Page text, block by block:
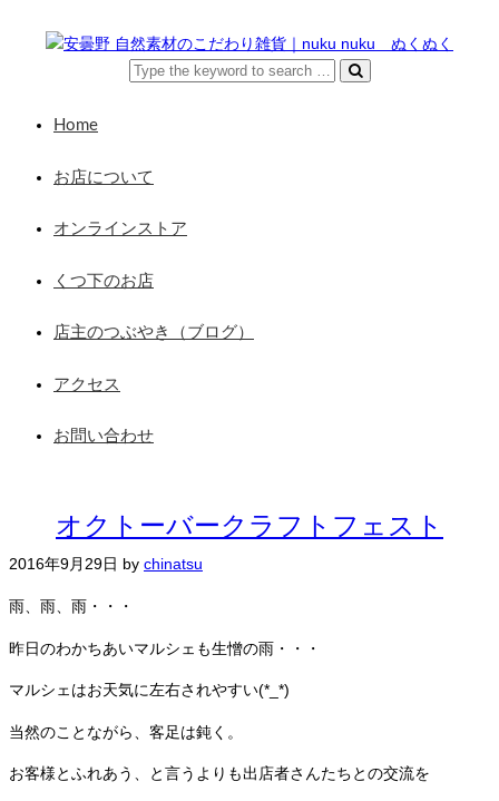
Home
お店について
オンラインストア
くつ下のお店
店主のつぶやき（ブログ）
アクセス
お問い合わせ
オクトーバークラフトフェスト
2016年9月29日 by chinatsu
雨、雨、雨・・・
昨日のわかちあいマルシェも生憎の雨・・・
マルシェはお天気に左右されやすい(*_*)
当然のことながら、客足は鈍く。
お客様とふれあう、と言うよりも出店者さんたちとの交流を